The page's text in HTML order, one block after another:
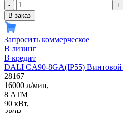
-
+
В заказ
Запросить коммерческое
В лизинг
В кредит
DALI CA90-8GA(IP55) Винтовой
28167
16000 л/мин,
8 АТМ
90 кВт,